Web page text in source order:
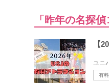
「昨年の名探
【
ユニ
有